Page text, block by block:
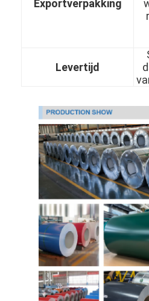
Fabriekstour
Neem contact met ons op
Nieuws
koudgewalst roestvrij
Koudgewalste Roestvrij
warmgewalst roestvrij
Warmgewalste Roestvrij
Exportverpakking
Levertijd